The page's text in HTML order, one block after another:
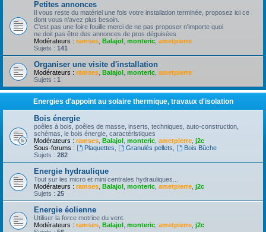
Petites annonces
Il vous reste du matériel une fois votre installation terminée, proposez ici ce
dont vous n'avez plus besoin.
C'est pas une foire fouille merci de ne pas proposer n'importe quoi
ne doit pas être des annonces de pros déguisées
Modérateurs : ramses Balajol monteric ametpierre
Sujets : 141
Organiser une visite d'installation
Modérateurs : ramses Balajol monteric ametpierre
Sujets : 1
Energies d'appoint au solaire thermique, travaux d'isolation
Bois énergie
poêles à bois, poêles de masse, inserts, techniques, auto-construction,
schémas, le bois énergie, caractéristiques
Modérateurs : ramses Balajol monteric ametpierre j2c
Sous-forums :
Plaquettes Granulés pellets
Bois Bûche
Sujets : 282
Energie hydraulique
Tout sur les micro et mini centrales hydrauliques...
Modérateurs : ramses Balajol monteric ametpierre j2c
Sujets : 25
Energie éolienne
Utiliser la force motrice du vent.
Modérateurs : ramses Balajol monteric ametpierre j2c